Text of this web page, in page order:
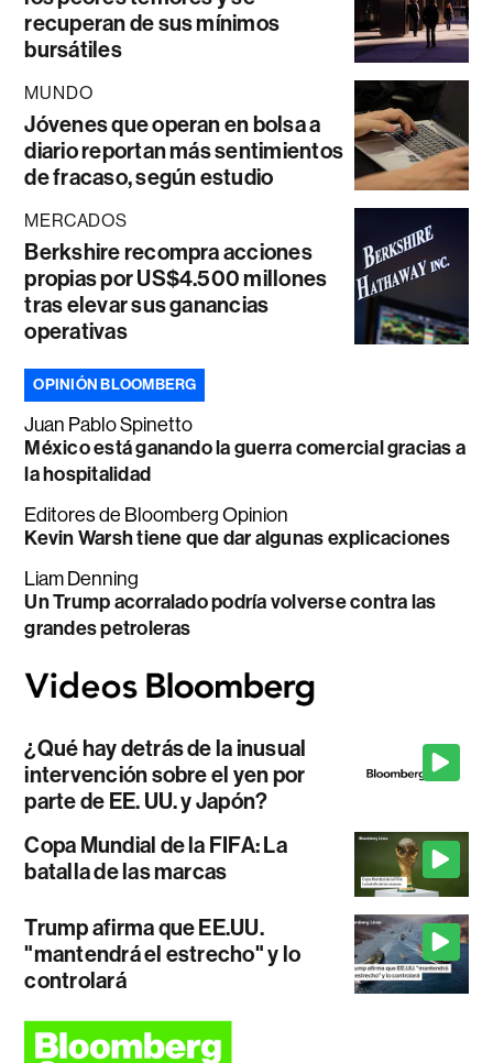
recuperan de sus mínimos
bursátiles
MUNDO
Jóvenes que operan en bolsa a
diario reportan más sentimientos
de fracaso, según estudio
MERCADOS
Berkshire recompra acciones
propias por US$4.500 millones
tras elevar sus ganancias
operativas
OPINIÓN BLOOMBERG
Juan Pablo Spinetto
México está ganando la guerra comercial gracias a
la hospitalidad
Editores de Bloomberg Opinion
Kevin Warsh tiene que dar algunas explicaciones
Liam Denning
Un Trump acorralado podría volverse contra las
grandes petroleras
¿Qué hay detrás de la inusual
intervención sobre el yen por
parte de EE. UU. y Japón?
Copa Mundial de la FIFA: La
batalla de las marcas
Trump afirma que EE.UU.
"mantendrá el estrecho" y lo
controlará